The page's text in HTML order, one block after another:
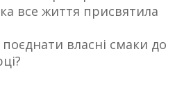
все життя присвятила
власні смаки до